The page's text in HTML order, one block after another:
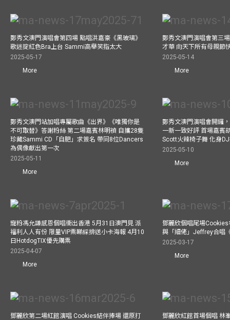
鄭秀文澳門演唱會第四場 點唱洪嘉豪《黑玻璃》
歌迷掟紅色Bra上台 Sammi高舉笑指太大
2025-05-17
More
鄭秀文澳門演唱會第三
才華 向天下所有母親節
2025-05-14
More
鄭秀文澳門站加唱專屬歌曲《出界》《唯獨你是
不可取替》答謝粉絲 第二場嘉賓林明禎 自攜28隻
珍藏Sammi CD「自肥」求簽名 帶同8位Dancers
為偶像獻出第一次
2025-05-11
More
鄭秀文澳門演唱會開鑼
一新一致好評 首場嘉賓
Scott火辣椅子舞 化身
2025-05-10
More
寵粉馮允謙感恩個唱衝出香港 5月31日澳門見 派
福利人人有份 限量VIP票睇綵排送小卡海報 4月10
日HotdogTIX優先購票
2025-04-07
More
鄧麗欣個唱尾場
與「細佬」Jeffrey合唱
2025-03-17
More
鄧麗欣第二場紅館演唱 Cookies結伴捧場 還原打
鄧麗欣紅館首場個唱 林